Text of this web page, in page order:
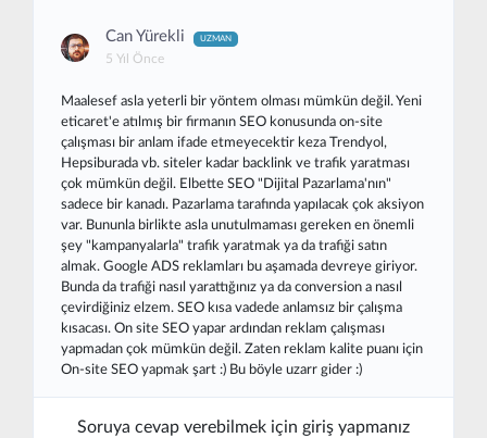
Can Yürekli UZMAN
5 Yıl Önce
Maalesef asla yeterli bir yöntem olması mümkün değil. Yeni
eticaret'e atılmış bir firmanın SEO konusunda on-site
çalışması bir anlam ifade etmeyecektir keza Trendyol,
Hepsiburada vb. siteler kadar backlink ve trafik yaratması
çok mümkün değil. Elbette SEO "Dijital Pazarlama'nın"
sadece bir kanadı. Pazarlama tarafında yapılacak çok aksiyon
var. Bununla birlikte asla unutulmaması gereken en önemli
şey "kampanyalarla" trafik yaratmak ya da trafiği satın
almak. Google ADS reklamları bu aşamada devreye giriyor.
Bunda da trafiği nasıl yarattığınız ya da conversion a nasıl
çevirdiğiniz elzem. SEO kısa vadede anlamsız bir çalışma
kısacası. On site SEO yapar ardından reklam çalışması
yapmadan çok mümkün değil. Zaten reklam kalite puanı için
On-site SEO yapmak şart :) Bu böyle uzarr gider :)
Soruya cevap verebilmek için giriş yapmanız